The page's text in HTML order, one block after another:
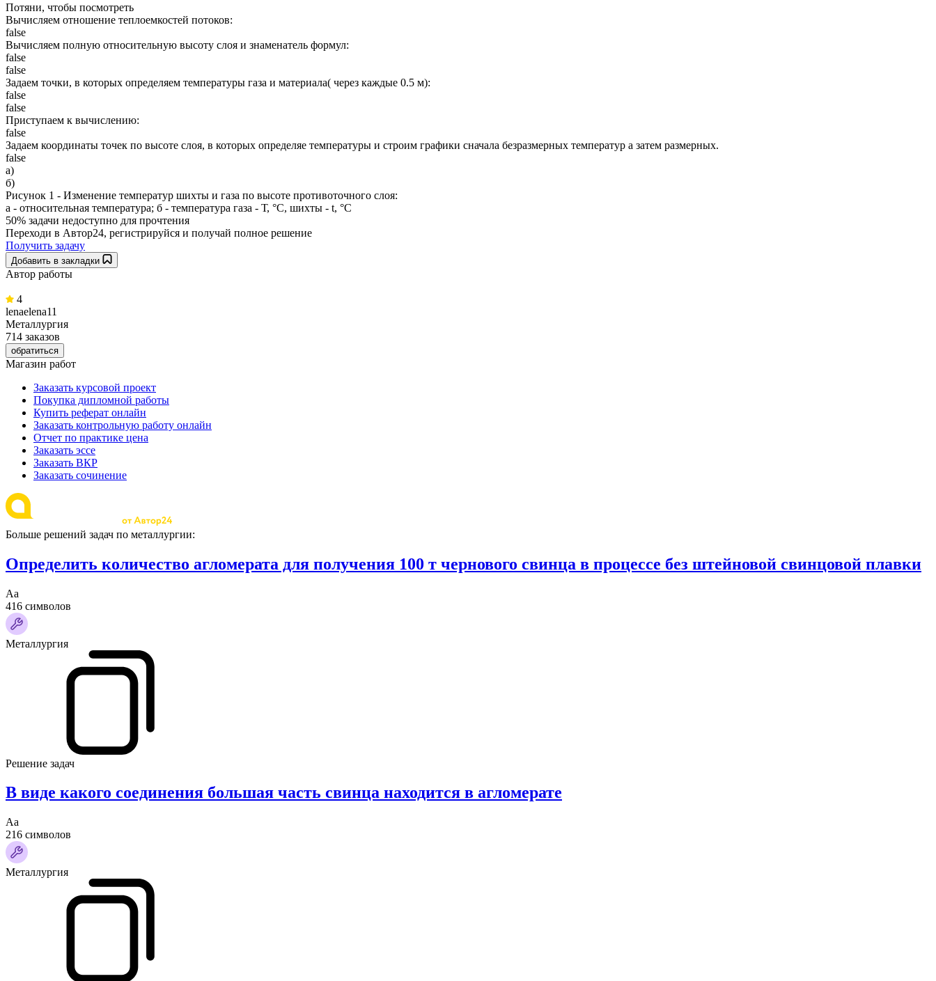
Потяни, чтобы посмотреть
Вычисляем отношение теплоемкостей потоков:
false
Вычисляем полную относительную высоту слоя и знаменатель формул:
false
false
Задаем точки, в которых определяем температуры газа и материала( через каждые 0.5 м):
false
false
Приступаем к вычислению:
false
Задаем координаты точек по высоте слоя, в которых определяе температуры и строим графики сначала безразмерных температур а затем размерных.
false
а)
б)
Рисунок 1 - Изменение температур шихты и газа по высоте противоточного слоя:
а - относительная температура; б - температура газа - Т, °C, шихты - t, °C
50% задачи недоступно для прочтения
Переходи в Автор24, регистрируйся и получай полное решение
Получить задачу
Добавить в закладки
Автор работы
4
lenaelena11
Металлургия
714 заказов
обратиться
Магазин работ
Заказать курсовой проект
Покупка дипломной работы
Купить реферат онлайн
Заказать контрольную работу онлайн
Отчет по практике цена
Заказать эссе
Заказать ВКР
Заказать сочинение
Больше решений задач по металлургии:
Определить количество агломерата для получения 100 т чернового свинца в процессе без штейновой свинцовой плавки
Аа
416 символов
Металлургия
Решение задач
В виде какого соединения большая часть свинца находится в агломерате
Аа
216 символов
Металлургия